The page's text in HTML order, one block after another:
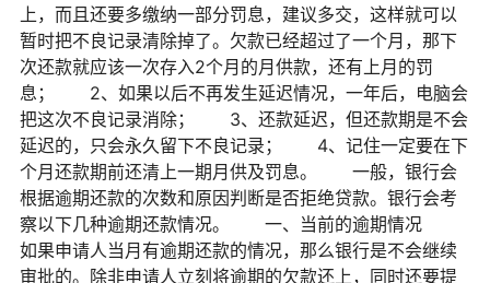
上，而且还要多缴纳一部分罚息，建议多交，这样就可以
暂时把不良记录清除掉了。欠款已经超过了一个月，那下
次还款就应该一次存入2个月的月供款，还有上月的罚
息； 2、如果以后不再发生延迟情况，一年后，电脑会
把这次不良记录消除； 3、还款延迟，但还款期是不会
延迟的，只会永久留下不良记录； 4、记住一定要在下
个月还款期前还清上一期月供及罚息。 一般，银行会
根据逾期还款的次数和原因判断是否拒绝贷款。银行会考
察以下几种逾期还款情况。 一、当前的逾期情况
如果申请人当月有逾期还款的情况，那么银行是不会继续
审批的。除非申请人立刻将逾期的欠款还上，同时还要提